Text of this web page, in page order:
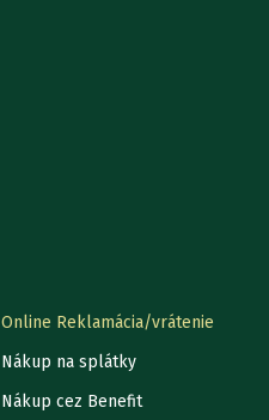
Online Reklamácia/vrátenie
Nákup na splátky
Nákup cez Benefit